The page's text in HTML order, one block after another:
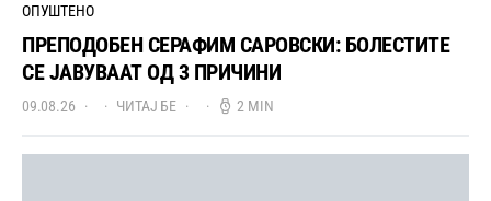
ОПУШТЕНО
ПРЕПОДОБЕН СЕРАФИМ САРОВСКИ: БОЛЕСТИТЕ
СЕ ЈАВУВААТ ОД 3 ПРИЧИНИ
09.08.26 ЧИТАЈ БЕ 2 MIN